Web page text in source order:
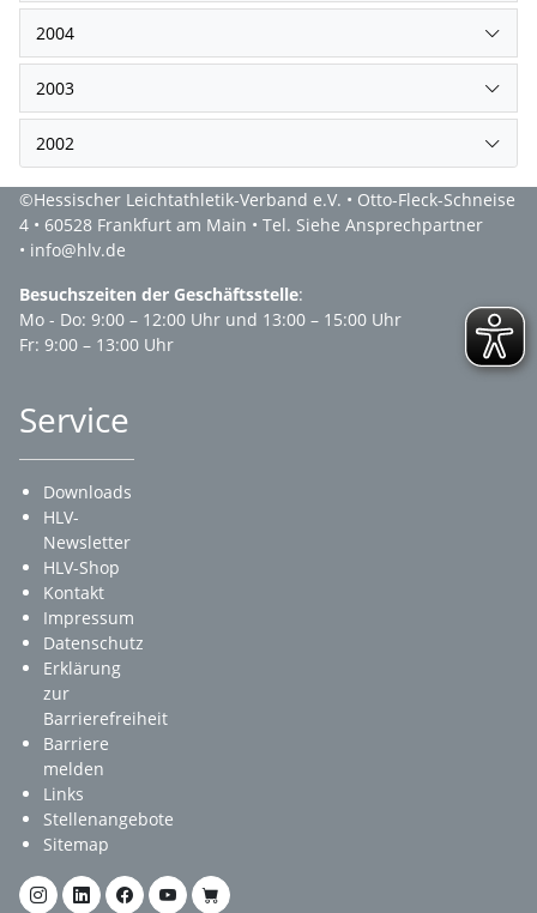
2004
2003
2002
©Hessischer Leichtathletik-Verband e.V. • Otto-Fleck-Schneise
4 • 60528 Frankfurt am Main • Tel. Siehe Ansprechpartner
• info@hlv.de
Besuchszeiten der Geschäftsstelle:
Mo - Do: 9:00 – 12:00 Uhr und 13:00 – 15:00 Uhr
Fr: 9:00 – 13:00 Uhr
Service
Downloads
HLV-
Newsletter
HLV-Shop
Kontakt
Impressum
Datenschutz
Erklärung
zur
Barrierefreiheit
Barriere
melden
Links
Stellenangebote
Sitemap